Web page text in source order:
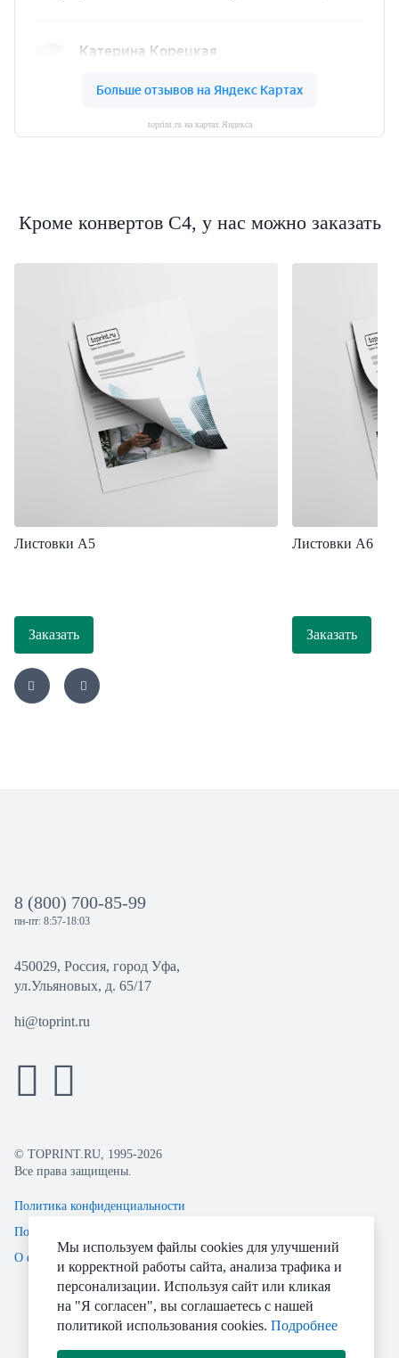
toprint.ru на картах Яндекса
Кроме конвертов C4, у нас можно заказать
Листовки А5
Заказать
Листовки А6
Заказать
8 (800) 700-85-99
пн-пт: 8:57-18:03
450029, Россия, город Уфа,
ул.Ульяновых, д. 65/17
hi@toprint.ru
© TOPRINT.RU, 1995-2026
Все права защищены.
Политика конфиденциальности
Пользовательское соглашение
О файлах Cookie
Мы используем файлы cookies для улучшений
и корректной работы сайта, анализа трафика и
персонализации. Используя сайт или кликая
на "Я согласен", вы соглашаетесь с нашей
политикой использования cookies. Подробнее